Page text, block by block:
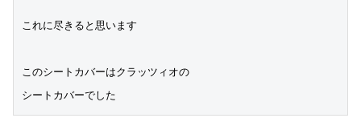
これに尽きると思います
このシートカバーはクラッツィオの
シートカバーでした